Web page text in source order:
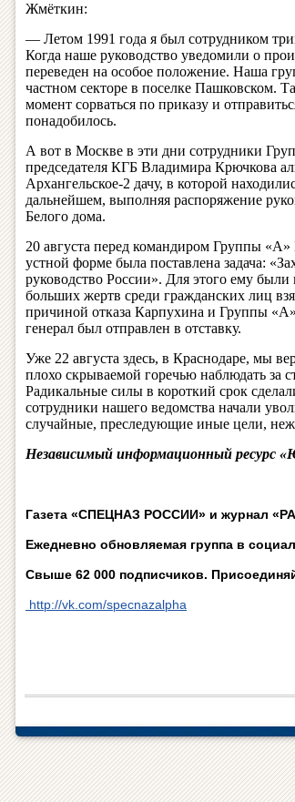
Жмёткин:
— Летом 1991 года я был сотрудником
Когда наше руководство уведомили о
переведен на особое положение. Наша
частном секторе в поселке Пашковском.
момент сорваться по приказу и
понадобилось.
А вот в Москве в эти дни сотрудники
председателя КГБ Владимира Крючкова
Архангельское-2 дачу, в которой
дальнейшем, выполняя распоряжение
Белого дома.
20 августа перед командиром Группы
устной форме была поставлена задача:
руководство России». Для этого ему
больших жертв среди гражданских лиц
причиной отказа Карпухина и Группы
генерал был отправлен в отставку.
Уже 22 августа здесь, в Краснодаре, мы
плохо скрываемой горечью наблюдать за
Радикальные силы в короткий срок
сотрудники нашего ведомства начали
случайные, преследующие иные цели,
Независимый информационный ресурс
Газета «СПЕЦНАЗ РОССИИ» и журнал
Ежедневно обновляемая группа в
Свыше 62 000 подписчиков.
http://vk.com/specnazalpha